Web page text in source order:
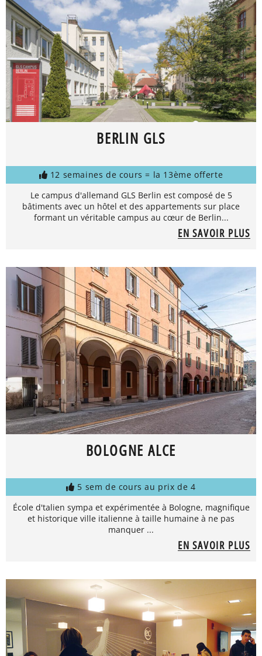
BERLIN GLS
12 semaines de cours = la 13ème offerte
Le campus d'allemand GLS Berlin est composé de 5
bâtiments avec un hôtel et des appartements sur place
formant un véritable campus au cœur de Berlin...
EN SAVOIR PLUS
BOLOGNE ALCE
5 sem de cours au prix de 4
École d'talien sympa et expérimentée à Bologne, magnifique
et historique ville italienne à taille humaine à ne pas
manquer ...
EN SAVOIR PLUS